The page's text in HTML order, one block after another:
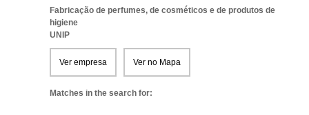
Fabricação de perfumes, de cosméticos e de produtos de
higiene
UNIP
Ver empresa Ver no Mapa
Matches in the search for: